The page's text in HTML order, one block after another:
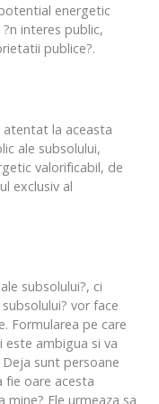
energetic
interes public,
publice?.
la aceasta
ale subsolului,
valorificabil, de
exclusiv al
subsolului?, ci
vor face
Formularea pe care
ambigua si va
sunt persoane
fie oare acesta
Ele urmeaza sa